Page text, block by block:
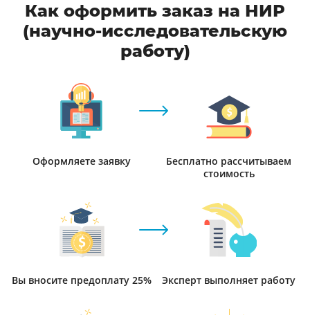
Как оформить заказ на НИР
(научно-исследовательскую
работу)
Оформляете заявку
Бесплатно рассчитываем
стоимость
Вы вносите предоплату 25% Эксперт выполняет работу